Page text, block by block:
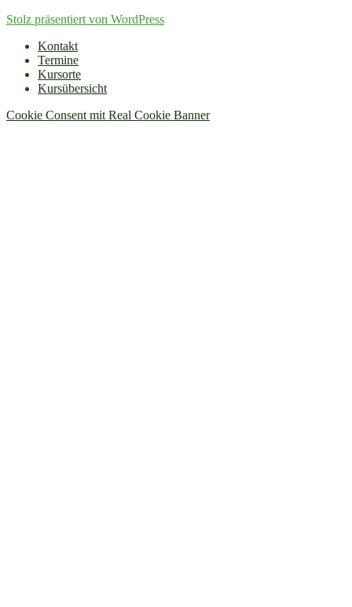
Stolz präsentiert von WordPress
Kontakt
Termine
Kursorte
Kursübersicht
Cookie Consent mit Real Cookie Banner